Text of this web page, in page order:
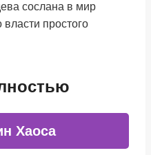
сослана в мир
простого
Хаоса